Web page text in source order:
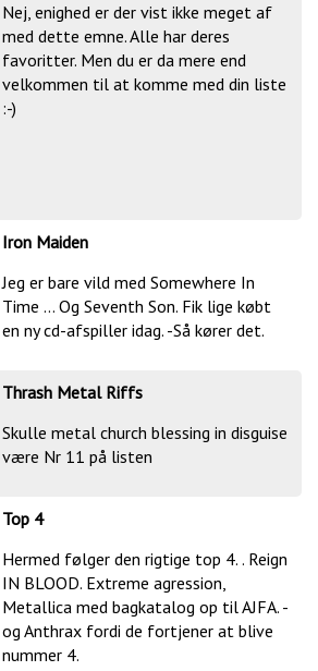
Nej, enighed er der vist ikke meget af
med dette emne. Alle har deres
favoritter. Men du er da mere end
velkommen til at komme med din liste
:-)
Iron Maiden
Jeg er bare vild med Somewhere In
Time ... Og Seventh Son. Fik lige købt
en ny cd-afspiller idag. -Så kører det.
Thrash Metal Riffs
Skulle metal church blessing in disguise
være Nr 11 på listen
Top 4
Hermed følger den rigtige top 4. . Reign
IN BLOOD. Extreme agression,
Metallica med bagkatalog op til AJFA. -
og Anthrax fordi de fortjener at blive
nummer 4.